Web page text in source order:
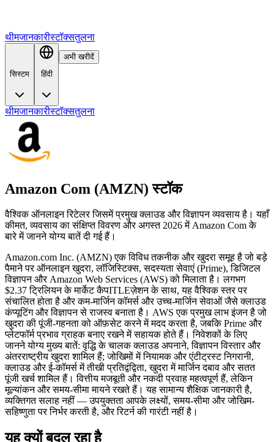
थीमजानकारीस्टॉक्सतुलना
सिस्टम हिंदी
अभी खरीदें
थीमजानकारीस्टॉक्सतुलना
Amazon Com (AMZN) स्टॉक
वैश्विक ऑनलाइन रिटेलर जिसमें प्रमुख क्लाउड और विज्ञापन व्यवसाय है। यहाँ
कीमत, व्यवसाय का संक्षिप्त विवरण और अगस्त 2026 में Amazon Com के
बारे में जानने योग्य बातें दी गई हैं।
Amazon.com Inc. (AMZN) एक विविध तकनीक और खुदरा समूह है जो बड़े
पैमाने पर ऑनलाइन खुदरा, लॉजिस्टिक्स, सदस्यता सेवाएं (Prime), डिजिटल
विज्ञापन और Amazon Web Services (AWS) को मिलाता है। लगभग
$2.37 ट्रिलियन के मार्केट कैपITLEज़ेशन के साथ, यह वैश्विक स्तर पर
संचालित होता है और कम-मार्जिन कॉमर्स और उच्च-मार्जिन सेवाओं जैसे क्लाउड
कंप्यूटिंग और विज्ञापन से राजस्व बनाता है। AWS एक प्रमुख लाभ इंजन है जो
खुदरा की पूंजी-गहनता को ऑफ़सेट करने में मदद करता है, जबकि Prime और
प्लेटफॉर्म प्रभाव ग्राहक बनाए रखने में सहायक होते हैं। निवेशकों के लिए
जानने योग्य मुख्य बातें: वृद्धि के चालक क्लाउड अपनाने, विज्ञापन विस्तार और
अंतरराष्ट्रीय खुदरा शामिल हैं; जोखिमों में नियामक और एंटीट्रस्ट निगरानी,
क्लाउड और ई-कॉमर्स में तीखी प्रतिद्वंद्विता, खुदरा में मार्जिन दबाव और सतत
पूंजी खर्च शामिल हैं। वित्तीय मजबूती और नकदी प्रवाह महत्वपूर्ण हैं, लेकिन
मूल्यांकन और समय-सीमा मायने रखते हैं। यह सामान्य शैक्षिक जानकारी है,
व्यक्तिगत सलाह नहीं — उपयुक्तता आपके लक्ष्यों, समय-सीमा और जोखिम-
सहिष्णुता पर निर्भर करती है, और रिटर्न की गारंटी नहीं है।
यह क्यों बदल रहा है